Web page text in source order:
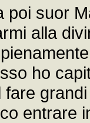
poi suor
alla
ho
fare
entrare